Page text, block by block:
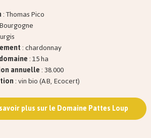
: Thomas Pico
: chardonnay
: 15 ha
annuelle: 38.000
: vin bio (AB, Ecocert)
plus sur le Domaine Pattes Loup